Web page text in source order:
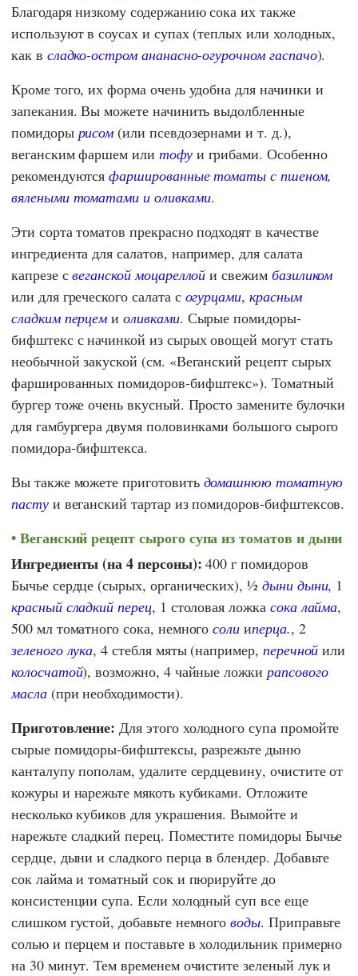
Благодаря низкому содержанию сока их также
используют в соусах и супах (теплых или холодных,
как в сладко-остром ананасно-огурочном гаспачо).
Кроме того, их форма очень удобна для начинки и
запекания. Вы можете начинить выдолбленные
помидоры рисом (или псевдозернами и т. д.),
веганским фаршем или тофуи грибами. Особенно
рекомендуютсяфаршированные томаты с пшеном,
вялеными томатами и оливками.
Эти сорта томатов прекрасно подходят в качестве
ингредиента для салатов, например, для салата
капрезе свеганской моцареллой и свежим базиликом
или для греческого салата с огурцами, красным
сладким перцем иоливками. Сырые помидоры-
бифштекс с начинкой из сырых овощей могут стать
необычной закуской (см. «Веганский рецепт сырых
фаршированных помидоров-бифштекс»). Томатный
бургер тоже очень вкусный. Просто замените булочки
для гамбургера двумя половинками большого сырого
помидора-бифштекса.
Вы также можете приготовить домашнюю томатную
пастуи веганский тартар из помидоров-бифштексов.
Веганский рецепт сырого супа из томатов и дыни
Ингредиенты (на 4 персоны): 400 г помидоров
Бычье сердце (сырых, органических), ½ дыни дыни, 1
красный сладкий перец, 1 столовая ложка сока лайма,
500 мл томатного сока, немногосоли иперца., 2
зеленого лука, 4 стебля мяты (например, перечной или
колосчатой), возможно, 4 чайные ложки рапсового
масла(при необходимости).
Приготовление: Для этого холодного супа промойте
сырые помидоры-бифштексы, разрежьте дыню
канталупу пополам, удалите сердцевину, очистите от
кожуры и нарежьте мякоть кубиками. Отложите
несколько кубиков для украшения. Вымойте и
нарежьте сладкий перец. Поместите помидоры Бычье
сердце, дыни и сладкого перца в блендер. Добавьте
сок лайма и томатный сок и пюрируйте до
консистенции супа. Если холодный суп все еще
слишком густой, добавьте немноговоды. Приправьте
солью и перцем и поставьте в холодильник примерно
на 30 минут. Тем временем очистите зеленый лук и